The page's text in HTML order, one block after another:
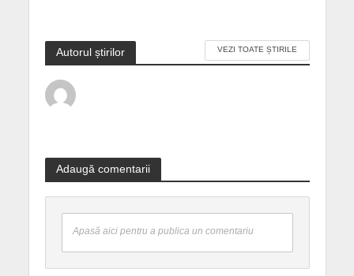
Autorul știrilor VEZI TOATE ȘTIRILE
Adaugă comentarii
Apasă aici pentru a publica un comentariu